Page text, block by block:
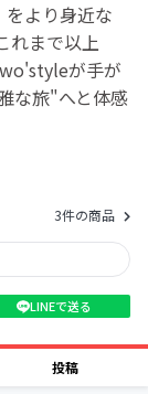
より身近な
れまで以上
が手が
な旅"へと体感
3件の商品
LINEで送る
投稿